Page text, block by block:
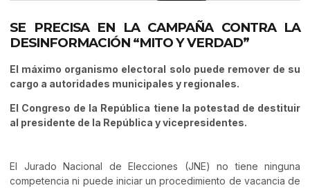
SE PRECISA EN LA CAMPAÑA CONTRA LA
DESINFORMACIÓN “MITO Y VERDAD”
El máximo organismo electoral solo puede remover de su
cargo a autoridades municipales y regionales.
El Congreso de la República tiene la potestad de destituir
al presidente de la República y vicepresidentes.
El Jurado Nacional de Elecciones (JNE) no tiene ninguna
competencia ni puede iniciar un procedimiento de vacancia de